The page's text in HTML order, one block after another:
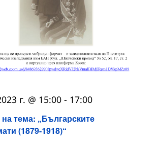
тема: „Българските
(1879-1918)“
г. @ 15:00 - 17:00